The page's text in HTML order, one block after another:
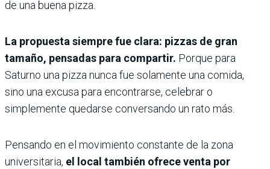
de una buena pizza.
La propuesta siempre fue clara: pizzas de gran
tamaño, pensadas para compartir. Porque para
Saturno una pizza nunca fue solamente una comida,
sino una excusa para encontrarse, celebrar o
simplemente quedarse conversando un rato más.
Pensando en el movimiento constante de la zona
universitaria, el local también ofrece venta por